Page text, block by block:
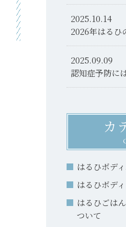
2025.10.14
2026年はるひ
2025.09.09
認知症予防に
カ
はるひボデ
はるひボデ
はるひごは
ついて